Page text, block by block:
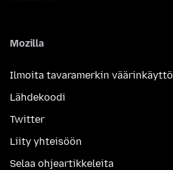
Mozilla
Ilmoita tavaramerkin väärinkäyttö
Lähdekoodi
Twitter
Liity yhteisöön
Selaa ohjeartikkeleita